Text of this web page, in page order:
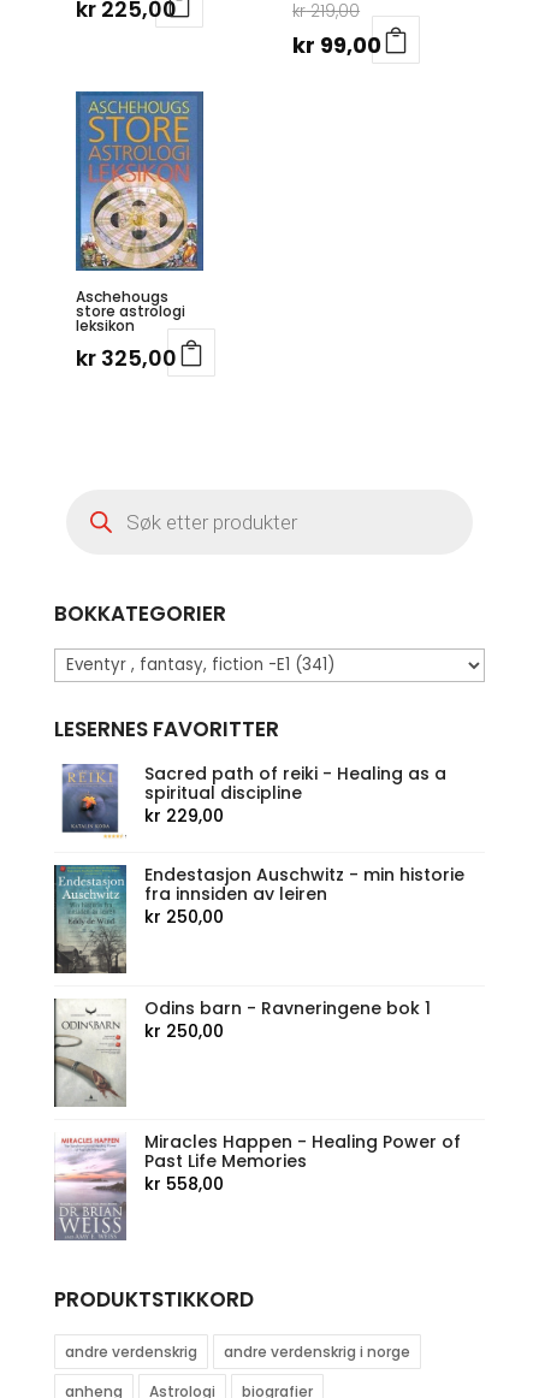
kr225,00 kr219,00
pris
kr 99,00Nåværende
Aschehougs
store astrologi
leksikon
kr325,00
search
BOKKATEGORIER
LESERNES FAVORITTER
Sacred path of reiki - Healing as a
spiritual discipline
kr 229,00
Endestasjon Auschwitz - min historie
fra innsiden av leiren
kr 250,00
Odins barn - Ravneringene bok 1
kr 250,00
Miracles Happen - Healing Power of
Past Life Memories
kr 558,00
PRODUKTSTIKKORD
andre verdenskrig
andre verdenskrig i norge
anheng
Astrologi
biografier